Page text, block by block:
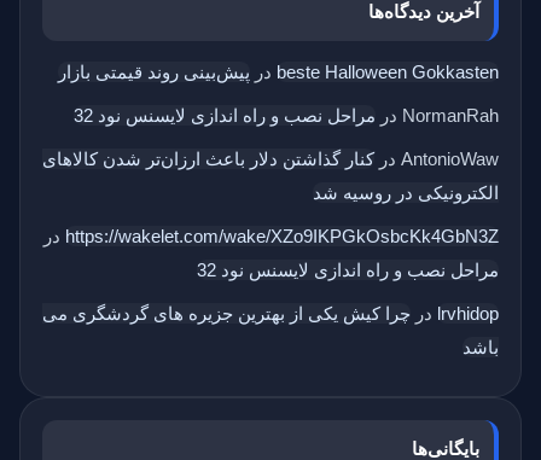
آخرین دیدگاه‌ها
beste Halloween Gokkasten در پیش‌بینی روند قیمتی بازار
NormanRah در مراحل نصب و راه اندازی لایسنس نود 32
AntonioWaw درکنار گذاشتن دلار باعث ارزان‌تر شدن کالاهای
الکترونیکی در روسیه شد
https://wakelet.com/wake/XZo9IKPGkOsbcKk4GbN3Z در
مراحل نصب و راه اندازی لایسنس نود 32
lrvhidop در چرا کیش یکی از بهترین جزیره های گردشگری می
باشد
بایگانی‌ها